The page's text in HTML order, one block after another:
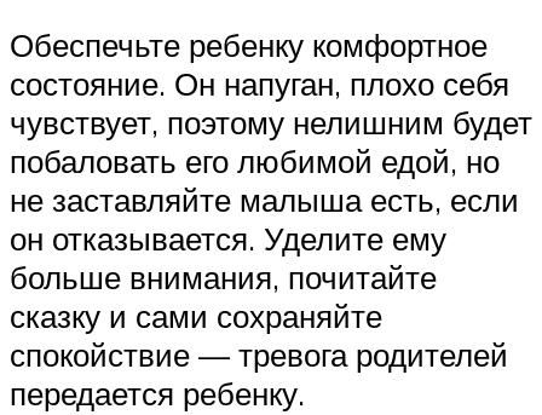
Обеспечьте ребенку комфортное
состояние. Он напуган, плохо себя
чувствует, поэтому нелишним будет
побаловать его любимой едой, но
не заставляйте малыша есть, если
он отказывается. Уделите ему
больше внимания, почитайте
сказку и сами сохраняйте
спокойствие — тревога родителей
передается ребенку.